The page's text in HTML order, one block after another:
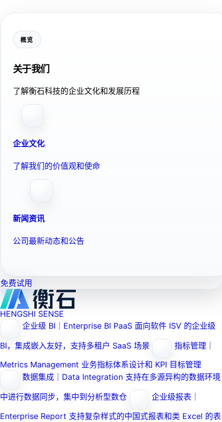
概览
关于我们
了解衡石科技的企业文化和发展历程
企业文化
了解我们的价值观和使命
新闻资讯
公司最新动态和公告
免费试用
HENGSHI SENSE
企业级 BI｜Enterprise BI PaaS 面向软件 ISV 的企业级
BI，集成嵌入友好，支持多租户 SaaS 场景
指标管理｜
Metrics Management 业务指标体系设计和 KPI 目标管理
数据集成｜Data Integration 支持在多源异构的数据环境
中进行数据同步，集中到分析型数仓
企业级报表｜
Enterprise Report 支持复杂样式的中国式报表和类 Excel 的表